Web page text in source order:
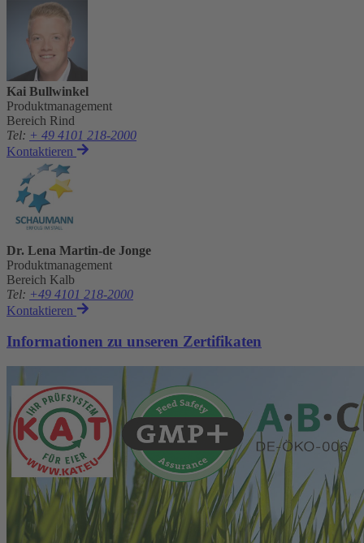
Kai Bullwinkel
Produktmanagement
Bereich Rind
Tel: + 49 4101 218-2000
Kontaktieren
Dr. Lena Martin-de Jonge
Produktmanagement
Bereich Kalb
Tel: +49 4101 218-2000
Kontaktieren
Informationen zu unseren Zertifikaten